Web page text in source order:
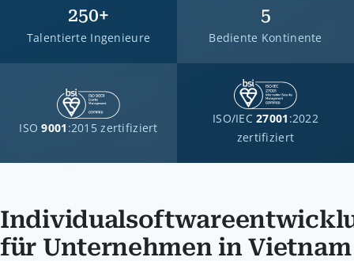
250+
Talentierte Ingenieure
5
Bediente Kontinente
ISO9001 :2015 zertifiziert
ISO/IEC27001 :2022
zertifiziert
für Unternehmen in Vietnam